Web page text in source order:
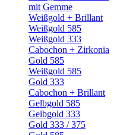
mit Gemme
Weißgold + Brillant
Weißgold 585
Weißgold 333
Cabochon + Zirkonia
Gold 585
Weißgold 585
Gold 333
Cabochon + Brillant
Gelbgold 585
Gelbgold 333
Gold 333 / 375